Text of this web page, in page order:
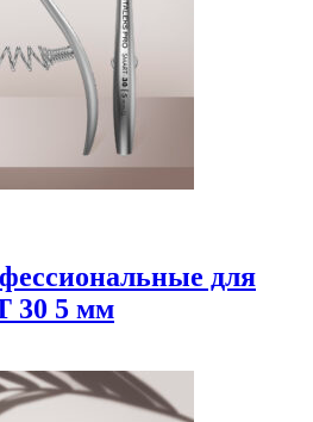
для
30 5 мм